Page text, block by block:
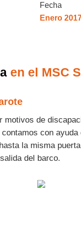
Fecha
Enero
en el MSC
motivos de
con
la misma
del barco.